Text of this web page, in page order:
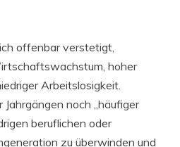
offenbar verstetigt,
hoher
Arbeitslosigkeit.
noch „häufiger
beruflichen oder
zu überwinden und